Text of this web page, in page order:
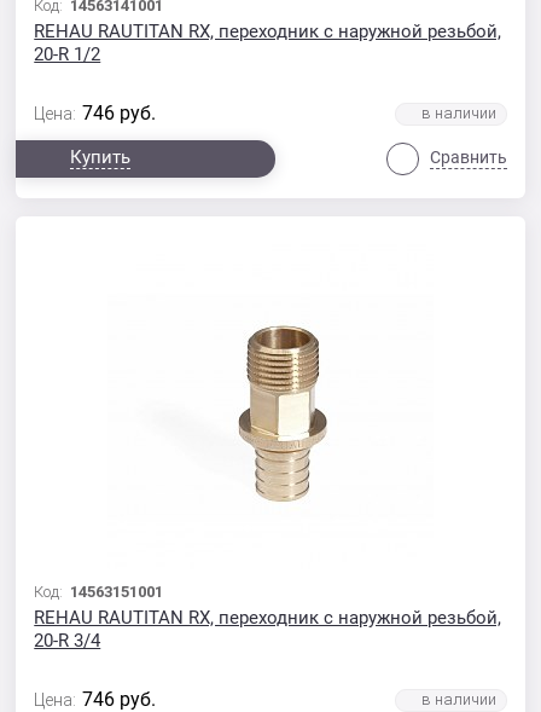
Код: 14563141001
REHAU RAUTITAN RX, переходник с наружной резьбой,
20-R 1/2
Цена: 746 руб.
Купить Сравнить
Код: 14563151001
REHAU RAUTITAN RX, переходник с наружной резьбой,
20-R 3/4
Цена: 746 руб.